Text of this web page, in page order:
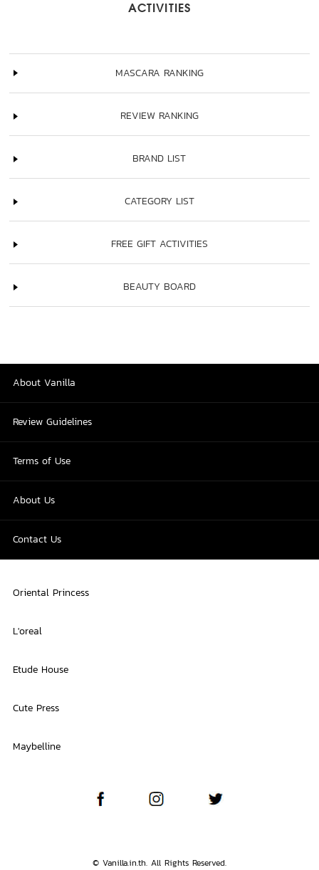
ACTIVITIES
MASCARA RANKING
REVIEW RANKING
BRAND LIST
CATEGORY LIST
FREE GIFT ACTIVITIES
BEAUTY BOARD
About Vanilla
Review Guidelines
Terms of Use
About Us
Contact Us
Oriental Princess
L'oreal
Etude House
Cute Press
Maybelline
© Vanilla.in.th. All Rights Reserved.